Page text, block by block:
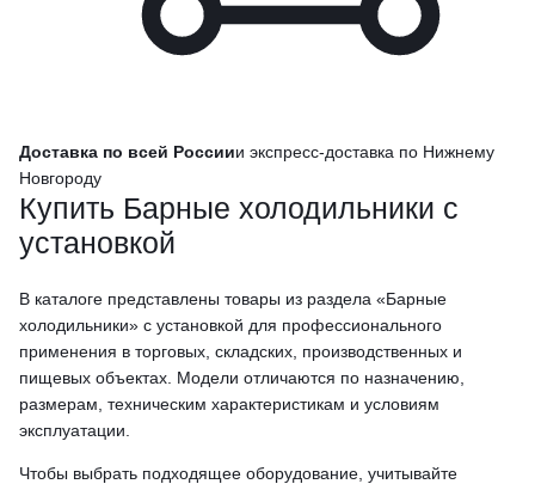
Доставка по всей Россиии экспресс-доставка по Нижнему
Новгороду
Купить Барные холодильники с
установкой
В каталоге представлены товары из раздела «Барные
холодильники» с установкой для профессионального
применения в торговых, складских, производственных и
пищевых объектах. Модели отличаются по назначению,
размерам, техническим характеристикам и условиям
эксплуатации.
Чтобы выбрать подходящее оборудование, учитывайте